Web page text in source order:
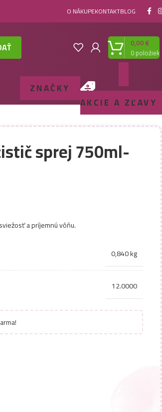
O NÁKUPEKONTAKTBLOG
0položiek
0,00€
ZNAČKY
AKCIE A ZĽAVY
sprej 750ml-
a príjemnú vôňu.
0,840 kg
12.0000